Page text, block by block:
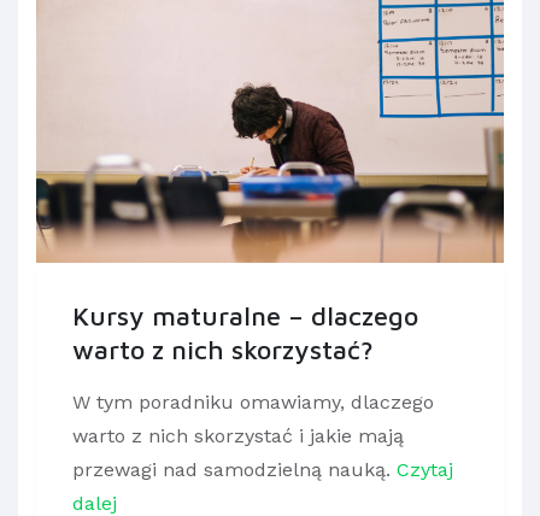
Kursy maturalne – dlaczego
warto z nich skorzystać?
W tym poradniku omawiamy, dlaczego
warto z nich skorzystać i jakie mają
przewagi nad samodzielną nauką. Czytaj
dalej